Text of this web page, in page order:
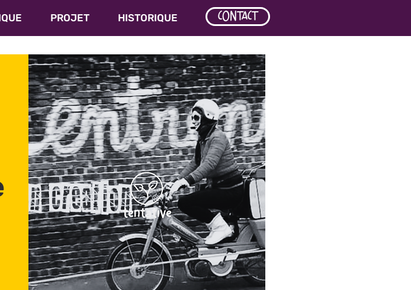
PROJET HISTORIQUE CONTACT